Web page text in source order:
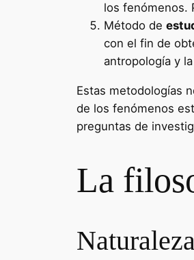
los fenómenos.
Método de
con el fin de
antropología y
Estas metodologías
de los fenómenos
preguntas de
La